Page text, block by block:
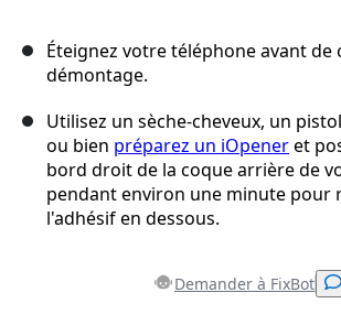
Éteignez votre téléphone avant de
démontage.
Utilisez un sèche-cheveux, un
ou bien préparez un iOpeneret
bord droit de la coque arrière de
pendant environ une minute pour
l'adhésif en dessous.
Demander à FixBot